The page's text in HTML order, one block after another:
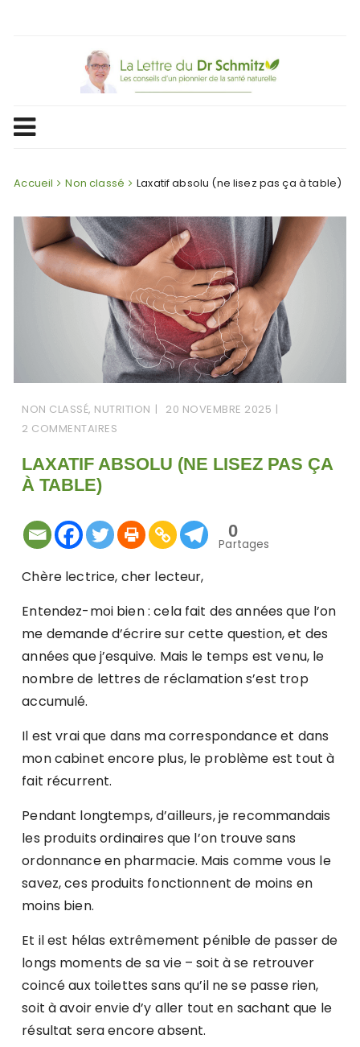
Accueil Non classé Laxatif absolu (ne lisez pas ça à table)
NON CLASSÉ, NUTRITION
20 NOVEMBRE 2025
2 COMMENTAIRES
LAXATIF ABSOLU (NE LISEZ PAS ÇA
À TABLE)
0
Partages
Chère lectrice, cher lecteur,
Entendez-moi bien : cela fait des années que l’on
me demande d’écrire sur cette question, et des
années que j’esquive. Mais le temps est venu, le
nombre de lettres de réclamation s’est trop
accumulé.
Il est vrai que dans ma correspondance et dans
mon cabinet encore plus, le problème est tout à
fait récurrent.
Pendant longtemps, d’ailleurs, je recommandais
les produits ordinaires que l’on trouve sans
ordonnance en pharmacie. Mais comme vous le
savez, ces produits fonctionnent de moins en
moins bien.
Et il est hélas extrêmement pénible de passer de
longs moments de sa vie – soit à se retrouver
coincé aux toilettes sans qu’il ne se passe rien,
soit à avoir envie d’y aller tout en sachant que le
résultat sera encore absent.